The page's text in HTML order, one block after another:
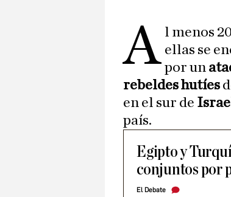
A l menos
ellas se
por un
rebeldes hutíes
en el sur de
país.
Egipto y
conjuntos por
El Debate